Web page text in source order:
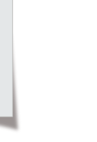
fofas
todas as